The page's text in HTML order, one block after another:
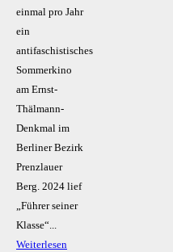
einmal pro Jahr
ein
antifaschistisches
Sommerkino
am Ernst-
Thälmann-
Denkmal im
Berliner Bezirk
Prenzlauer
Berg. 2024 lief
„Führer seiner
Klasse“...
Weiterlesen